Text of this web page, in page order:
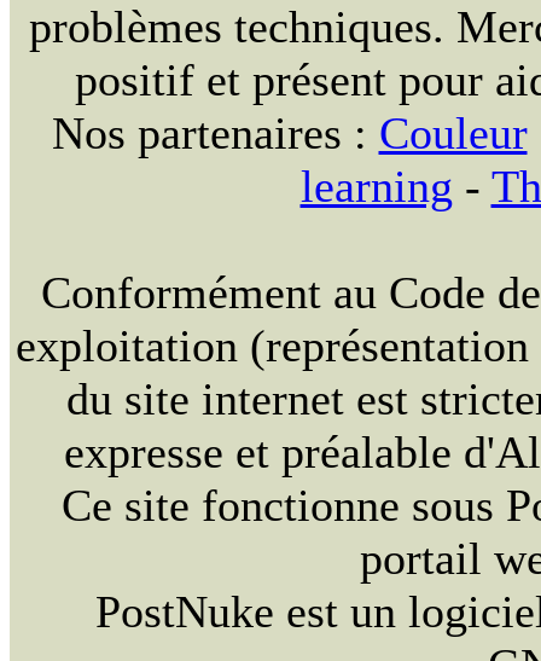
problèmes techniques.
positif et présent pour
Nos partenaires : Couleur
learning -
Conformément au Code
exploitation
du site internet est
expresse et préalable
Ce site fonctionne sous
portail
PostNuke est un